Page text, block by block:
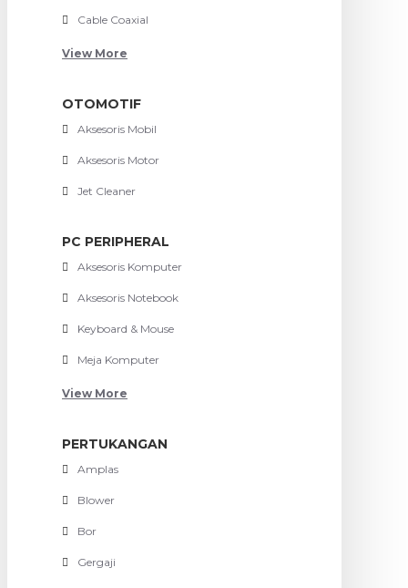
Cable Coaxial
View More
OTOMOTIF
Aksesoris Mobil
Aksesoris Motor
Jet Cleaner
PC PERIPHERAL
Aksesoris Komputer
Aksesoris Notebook
Keyboard & Mouse
Meja Komputer
View More
PERTUKANGAN
Amplas
Blower
Bor
Gergaji